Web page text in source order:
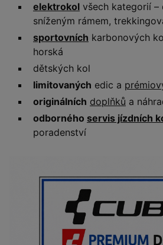
elektrokol všech kategorií –
sníženým rámem,
sportovních karbonových
horská
dětských kol
limitovaných edic a
originálních doplňků a
odborného servis jízdních
poradenství